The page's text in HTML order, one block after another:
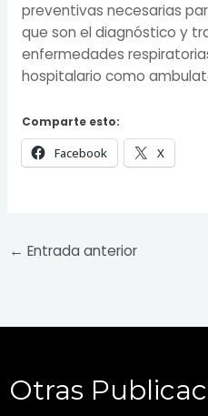
preventivas necesarias
que son el diagnóstico y
enfermedades
hospitalario como
Comparte esto:
Facebook X
← Entrada anterior
Otras